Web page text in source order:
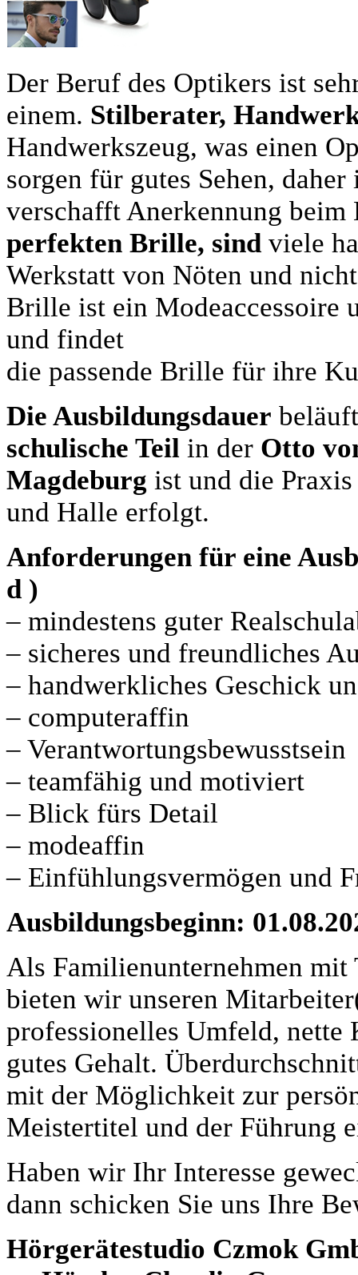
Der Beruf des Optikers ist
einem. Stilberater,
Handwerkszeug, was einen
sorgen für gutes Sehen,
verschafft Anerkennung
perfekten Brille, sind viele
Werkstatt von Nöten und
Brille ist ein Modeaccessoire
und findet
die passende Brille für ihre
Die Ausbildungsdauer
schulische Teil in der Otto
Magdeburg ist und die
und Halle erfolgt.
Anforderungen für eine
d )
– mindestens guter
– sicheres und freundliches
– handwerkliches Geschick
– computeraffin
– Verantwortungsbewusstsein
– teamfähig und motiviert
– Blick fürs Detail
– modeaffin
– Einfühlungsvermögen und
Ausbildungsbeginn:
Als Familienunternehmen mit
bieten wir unseren
professionelles Umfeld,
gutes Gehalt.
mit der Möglichkeit zur
Meistertitel und der Führung
Haben wir Ihr Interesse
dann schicken Sie uns Ihre
Hörgerätestudio Czmok